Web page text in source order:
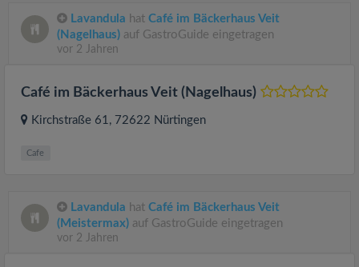
Lavandula hat Café im Bäckerhaus Veit
(Nagelhaus) auf GastroGuide eingetragen
vor 2 Jahren
Café im Bäckerhaus Veit (Nagelhaus)
Kirchstraße 61, 72622 Nürtingen
Cafe
Lavandula hat Café im Bäckerhaus Veit
(Meistermax) auf GastroGuide eingetragen
vor 2 Jahren